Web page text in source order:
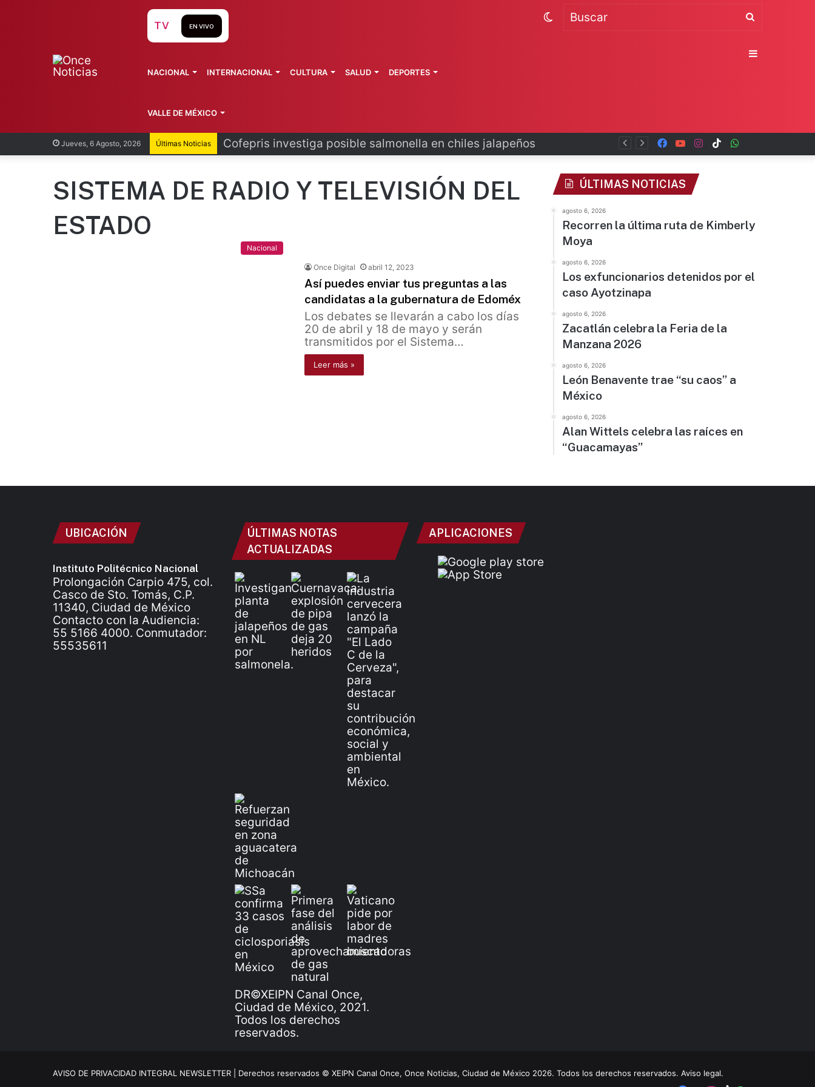
Jueves, 6 Agosto, 2026 Últimas Noticias Cofepris investiga posible salmonella en chiles jalapeños TikTok
Instagram
YouTube
Facebook
TV EN VIVO
NACIONAL INTERNACIONAL CULTURA SALUD DEPORTES
VALLE DE MÉXICO
Switch
SISTEMA DE RADIO Y TELEVISIÓN DEL
ESTADO
Nacional
Once Digital abril 12, 2023
Así puedes enviar tus preguntas a las
candidatas a la gubernatura de Edoméx
Los debates se llevarán a cabo los días
20 de abril y 18 de mayo y serán
transmitidos por el Sistema…
Leer más »
ÚLTIMAS NOTICIAS
agosto 6, 2026
Recorren la última ruta de Kimberly
Moya
agosto 6, 2026
Los exfuncionarios detenidos por el
caso Ayotzinapa
agosto 6, 2026
Zacatlán celebra la Feria de la
Manzana 2026
agosto 6, 2026
León Benavente trae “su caos” a
México
agosto 6, 2026
Alan Wittels celebra las raíces en
“Guacamayas”
UBICACIÓN
Instituto Politécnico Nacional
Prolongación Carpio 475, col.
Casco de Sto. Tomás, C.P.
11340, Ciudad de México
Contacto con la Audiencia:
55 5166 4000. Conmutador:
55535611
ÚLTIMAS NOTAS
ACTUALIZADAS
DR©XEIPN Canal Once,
Ciudad de México, 2021.
Todos los derechos
reservados.
APLICACIONES
AVISO DE PRIVACIDAD INTEGRAL NEWSLETTER | Derechos reservados © XEIPN Canal Once, Once Noticias, Ciudad de México 2026. Todos los derechos reservados. Aviso legal.